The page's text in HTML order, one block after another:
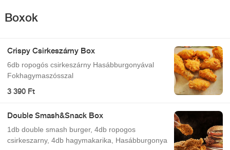
Boxok
Crispy Csirkeszárny Box
6db ropogós csirkeszárny Hasábburgonyával
Fokhagymaszósszal
3 390 Ft
Double Smash&Snack Box
1db double smash burger, 4db ropogos
csirkeszarny, 4db hagymakarika, Hasábburgonya